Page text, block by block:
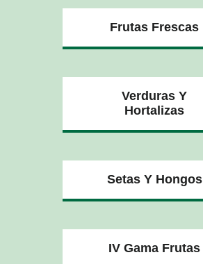
Frutas Frescas
Verduras Y
Hortalizas
Setas Y Hongos
IV Gama Frutas